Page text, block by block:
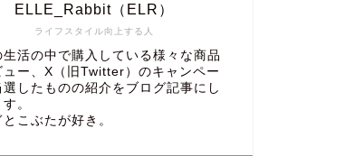
ライフスタイル向上する人
ELLE_Rabbit（ELR）
生活の中で購入している様々な商品
ュー、X（旧Twitter）のキャンペー
選したものの紹介をブログ記事にし
。
とこぶたが好き。